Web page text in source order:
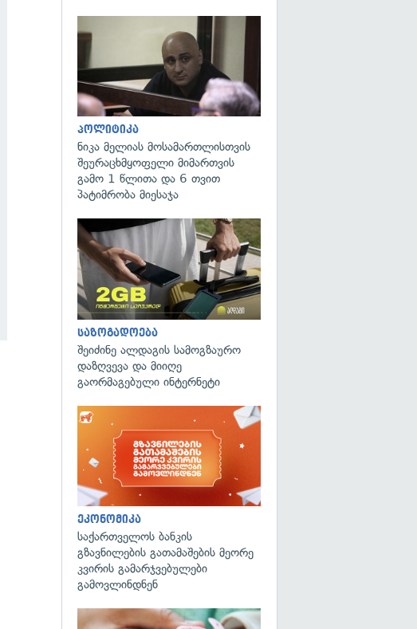
პოლიტიკა
ნიკა მელიას მოსამართლისთვის
შეურაცხმყოფელი მიმართვის
გამო 1 წლითა და 6 თვით
პატიმრობა მიესაჯა
საზოგადოება
შეიძინე ალდაგის სამოგზაურო
დაზღვევა და მიიღე
გაორმაგებული ინტერნეტი
ეკონომიკა
საქართველოს ბანკის
გზავნილების გათამაშების მეორე
კვირის გამარჯვებულები
გამოვლინდნენ